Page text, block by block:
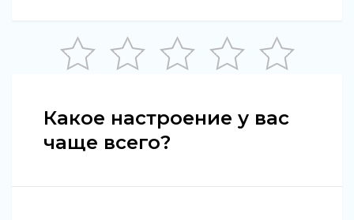
Какое настроение у вас
чаще всего?